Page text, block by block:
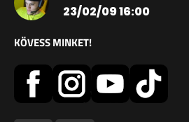
23/02/09 16:00
KÖVESS MINKET!